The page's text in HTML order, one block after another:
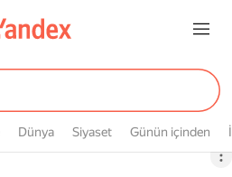
Dünya Siyaset Günün içinden